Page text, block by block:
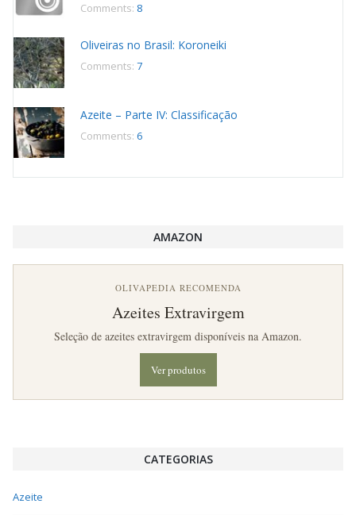
Comments: 8
Oliveiras no Brasil: Koroneiki
Comments: 7
Azeite – Parte IV: Classificação
Comments: 6
AMAZON
OLIVAPEDIA RECOMENDA
Azeites Extravirgem
Seleção de azeites extravirgem disponíveis na Amazon.
Ver produtos
CATEGORIAS
Azeite